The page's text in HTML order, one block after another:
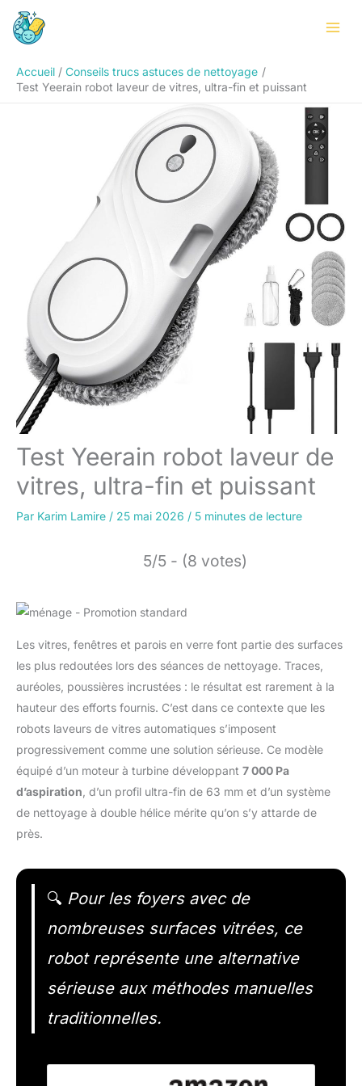
Aller
Accueil
Conseils trucs astuces de nettoyage
Test Yeerain robot laveur de vitres, ultra-fin et puissant
Test Yeerain robot laveur de
vitres, ultra-fin et puissant
Par Karim Lamire / 25 mai 2026 / 5 minutes de lecture
5/5 - (8 votes)
Les vitres, fenêtres et parois en verre font partie des surfaces
les plus redoutées lors des séances de nettoyage. Traces,
auréoles, poussières incrustées : le résultat est rarement à la
hauteur des efforts fournis. C’est dans ce contexte que les
robots laveurs de vitres automatiques s’imposent
progressivement comme une solution sérieuse. Ce modèle
équipé d’un moteur à turbine développant 7 000 Pa
d’aspiration , d’un profil ultra-fin de 63 mm et d’un système
de nettoyage à double hélice mérite qu’on s’y attarde de
près.
🔍 Pour les foyers avec de
nombreuses surfaces vitrées, ce
robot représente une alternative
sérieuse aux méthodes manuelles
traditionnelles.
Rechercher